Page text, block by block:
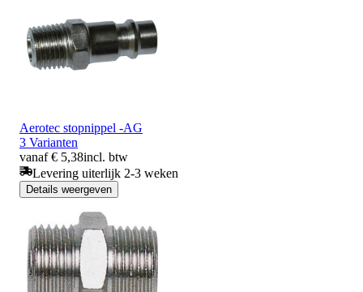
Aerotec stopnippel -AG
3 Varianten
vanaf € 5,38incl. btw
Levering uiterlijk 2-3 weken
Details weergeven